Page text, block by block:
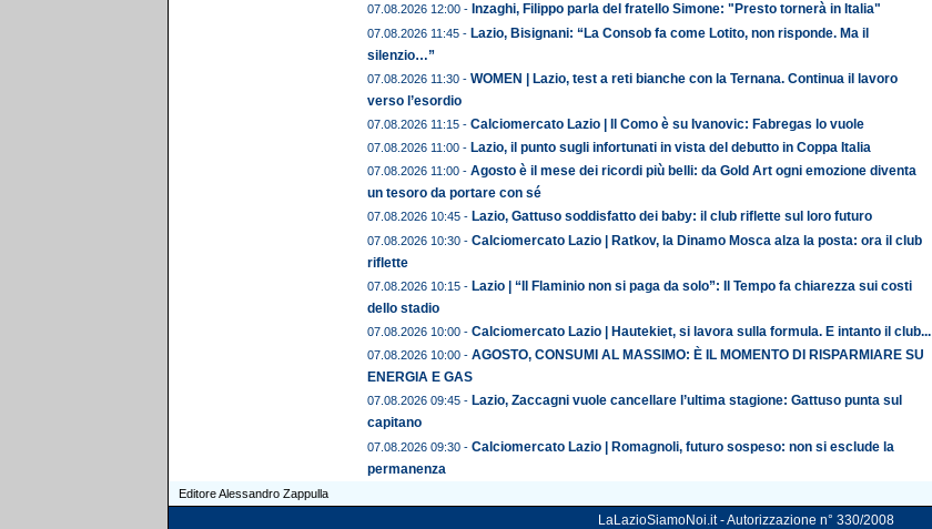
07.08.2026 12:00 - Inzaghi, Filippo parla del fratello Simone: "Presto tornerà in Italia"
07.08.2026 11:45 - Lazio, Bisignani: “La Consob fa come Lotito, non risponde. Ma il
silenzio…”
07.08.2026 11:30 - WOMEN | Lazio, test a reti bianche con la Ternana. Continua il lavoro
verso l’esordio
07.08.2026 11:15 - Calciomercato Lazio | Il Como è su Ivanovic: Fabregas lo vuole
07.08.2026 11:00 - Lazio, il punto sugli infortunati in vista del debutto in Coppa Italia
07.08.2026 11:00 - Agosto è il mese dei ricordi più belli: da Gold Art ogni emozione diventa
un tesoro da portare con sé
07.08.2026 10:45 - Lazio, Gattuso soddisfatto dei baby: il club riflette sul loro futuro
07.08.2026 10:30 - Calciomercato Lazio | Ratkov, la Dinamo Mosca alza la posta: ora il club
riflette
07.08.2026 10:15 - Lazio | “Il Flaminio non si paga da solo”: Il Tempo fa chiarezza sui costi
dello stadio
07.08.2026 10:00 - Calciomercato Lazio | Hautekiet, si lavora sulla formula. E intanto il club...
07.08.2026 10:00 - AGOSTO, CONSUMI AL MASSIMO: È IL MOMENTO DI RISPARMIARE SU
ENERGIA E GAS
07.08.2026 09:45 - Lazio, Zaccagni vuole cancellare l’ultima stagione: Gattuso punta sul
capitano
07.08.2026 09:30 - Calciomercato Lazio | Romagnoli, futuro sospeso: non si esclude la
permanenza
Editore Alessandro Zappulla
LaLazioSiamoNoi.it - Autorizzazione n° 330/2008